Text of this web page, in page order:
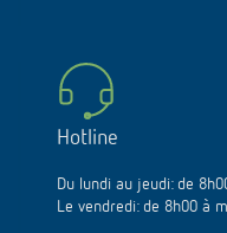
Hotline
Du lundi au jeudi: de
Le vendredi: de 8h00 à